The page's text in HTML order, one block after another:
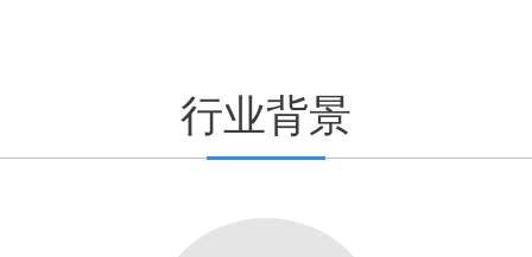
行业背景